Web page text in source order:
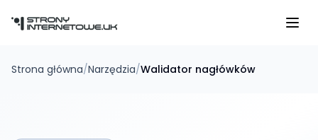
Strona główna/Narzędzia/Walidator nagłówków